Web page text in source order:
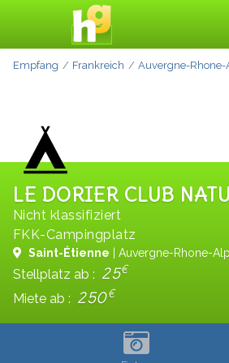
Empfang Frankreich Auvergne-Rhone-
LE DORIER CLUB
Nicht klassifiziert
FKK-Campingplatz
Saint-Étienne | Auvergne-Rhone-
Stellplatz ab : 25€
Miete ab : 250€